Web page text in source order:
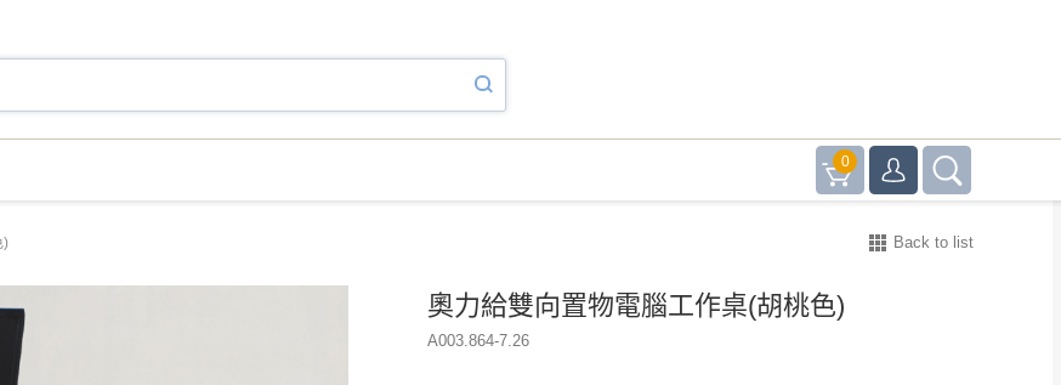
0
) Back to list
奧力給雙向置物電腦工作桌(胡桃色)
A003.864-7.26